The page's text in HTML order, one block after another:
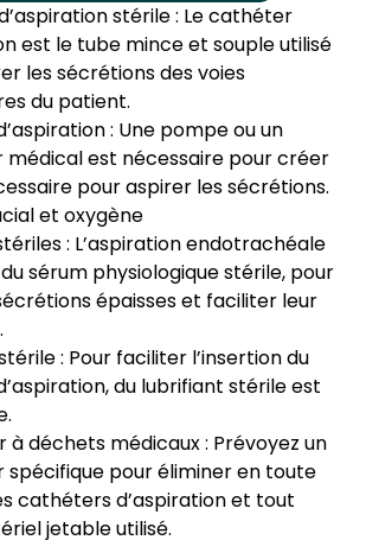
stérile : Le cathéter
est le tube mince et souple utilisé
les sécrétions des voies
du patient.
: Une pompe ou un
médical est nécessaire pour créer
pour aspirer les sécrétions.
et oxygène
: L’aspiration endotrachéale
sérum physiologique stérile, pour
épaisses et faciliter leur
: Pour faciliter l’insertion du
du lubrifiant stérile est
à déchets médicaux : Prévoyez un
spécifique pour éliminer en toute
cathéters d’aspiration et tout
jetable utilisé.